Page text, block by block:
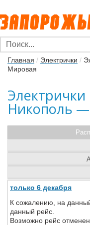
Главная / Электрички /
Мировая
Электрички
Никополь
только 6 декабря
К сожалению, на
данный рейс.
Возможно рейс